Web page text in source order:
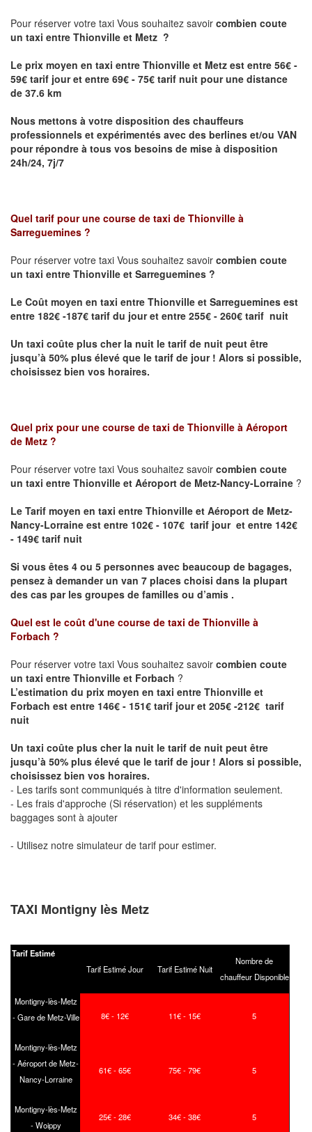
Pour réserver votre taxi Vous souhaitez savoir combien coute
un taxi entre Thionville et Metz ?
Le prix moyen en taxi entre Thionville et Metz est entre 56€ -
59€ tarif jour et entre 69€ - 75€ tarif nuit pour une distance
de 37.6 km
Nous mettons à votre disposition des chauffeurs
professionnels et expérimentés avec des berlines et/ou VAN
pour répondre à tous vos besoins de mise à disposition
24h/24, 7j/7
Quel tarif pour une course de taxi de Thionville à
Sarreguemines ?
Pour réserver votre taxi Vous souhaitez savoir combien coute
un taxi entre Thionville et Sarreguemines ?
Le Coût moyen en taxi entre Thionville et Sarreguemines est
entre 182€ -187€ tarif du jour et entre 255€ - 260€ tarif nuit
Un taxi coûte plus cher la nuit le tarif de nuit peut être
jusqu’à 50% plus élevé que le tarif de jour ! Alors si possible,
choisissez bien vos horaires.
Quel prix pour une course de taxi de Thionville à Aéroport
de Metz ?
Pour réserver votre taxi Vous souhaitez savoir combien coute
un taxi entre Thionville et Aéroport de Metz-Nancy-Lorraine ?
Le Tarif moyen en taxi entre Thionville et Aéroport de Metz-
Nancy-Lorraine est entre 102€ - 107€ tarif jour et entre 142€
- 149€ tarif nuit
Si vous êtes 4 ou 5 personnes avec beaucoup de bagages,
pensez à demander un van 7 places choisi dans la plupart
des cas par les groupes de familles ou d’amis .
Quel est le coût d'une course de taxi de Thionville à
Forbach ?
Pour réserver votre taxi Vous souhaitez savoir combien coute
un taxi entre Thionville et Forbach ?
L’estimation du prix moyen en taxi entre Thionville et
Forbach est entre 146€ - 151€ tarif jour et 205€ -212€ tarif
nuit
Un taxi coûte plus cher la nuit le tarif de nuit peut être
jusqu’à 50% plus élevé que le tarif de jour ! Alors si possible,
choisissez bien vos horaires.
- Les tarifs sont communiqués à titre d'information seulement.
- Les frais d'approche (Si réservation) et les suppléments
baggages sont à ajouter
- Utilisez notre simulateur de tarif pour estimer.
TAXI Montigny lès Metz
Tarif Estimé
Tarif Estimé Jour
Tarif Estimé Nuit
Nombre de
chauffeur Disponible
Montigny-lès-Metz
- Gare de Metz-Ville
8€ - 12€ 11€ - 15€ 5
Montigny-lès-Metz
- Aéroport de Metz-
Nancy-Lorraine
61€ - 65€ 75€ - 79€ 5
Montigny-lès-Metz
- Woippy
25€ - 28€ 34€ - 38€ 5